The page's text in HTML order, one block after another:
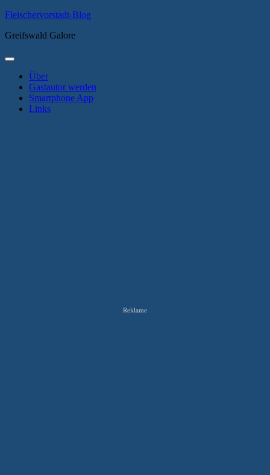
Zum
springen
Fleischervorstadt-Blog
Greifswald Galore
Primäres
Über
Gastautor werden
Smartphone App
Links
Reklame